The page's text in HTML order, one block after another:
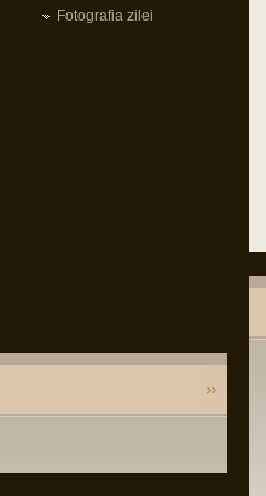
Fotografia zilei